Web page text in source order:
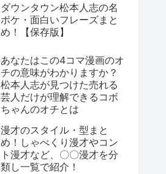
ダウンタウン松本人志の名
ボケ・面白いフレーズまと
め！【保存版】
あなたはこの4コマ漫画のオ
チの意味がわかりますか？
松本人志が見つけた売れる
芸人だけが理解できるコボ
ちゃんのオチとは
漫才のスタイル・型まと
め！しゃべくり漫才やコン
ト漫才など、〇〇漫才を分
類し一覧で紹介！